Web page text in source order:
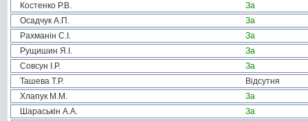
Костенко Р.В.
За
Осадчук А.П.
За
Рахманін С.І.
За
Рущишин Я.І.
За
Совсун І.Р.
За
Ташева Т.Р.
Відсутня
Хлапук М.М.
За
Шараськін А.А.
За